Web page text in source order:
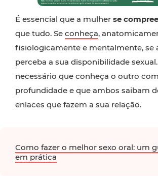
É essencial que a mulher se
que tudo. Se conheça,
fisiologicamente e mentalmente, se
perceba a sua disponibilidade
necessário que conheça o outro
profundidade e que ambos saibam
enlaces que fazem a sua relação.
Como fazer o melhor sexo oral: um
em prática